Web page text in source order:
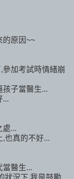
的原因~~
加考試時情緒崩
子當醫生...
...
處...
也真的不好...
當醫生...
狀況下,我是鼓勵